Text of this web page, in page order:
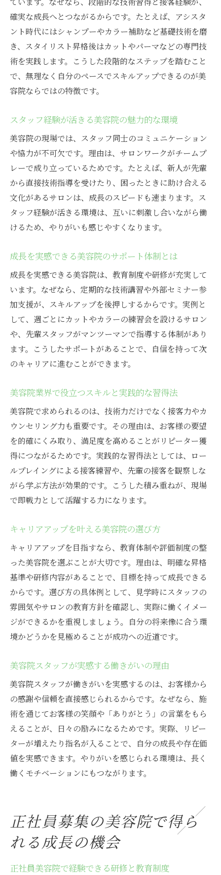
将来に役立つ美容院選びの基準とは
美容院スタッフがキャリア形成に重視する
点
自分に合う美容院を見つけるための実践法
キャリアアップを支える美容院の特徴を解
説
美容院スタッフの成功事例から学ぶポイン
確実な成長へとつながるからです。たとえば、アシスタ
ント時代にはシャンプーやカラー補助など基礎技術を磨
き、スタイリスト昇格後はカットやパーマなどの専門技
術を実践します。こうした段階的なステップを踏むこと
で、無理なく自分のペースでスキルアップできるのが美
容院ならではの特徴です。
スタッフ経験が活きる美容院の魅力的な環境
美容院の現場では、スタッフ同士のコミュニケーション
や協力が不可欠です。理由は、サロンワークがチームプ
レーで成り立っているためです。たとえば、新人が先輩
から直接技術指導を受けたり、困ったときに助け合える
文化があるサロンは、成長のスピードも速まります。ス
タッフ経験が活きる環境は、互いに刺激し合いながら働
けるため、やりがいも感じやすくなります。
成長を実感できる美容院のサポート体制とは
成長を実感できる美容院は、教育制度や研修が充実して
います。なぜなら、定期的な技術講習や外部セミナー参
加支援が、スキルアップを後押しするからです。実例と
して、週ごとにカットやカラーの練習会を設けるサロン
や、先輩スタッフがマンツーマンで指導する体制があり
ます。こうしたサポートがあることで、自信を持って次
のキャリアに進むことができます。
美容院業界で役立つスキルと実践的な習得法
美容院で求められるのは、技術力だけでなく接客力やカ
ウンセリング力も重要です。その理由は、お客様の要望
を的確にくみ取り、満足度を高めることがリピーター獲
得につながるためです。実践的な習得法としては、ロー
ルプレイングによる接客練習や、先輩の接客を観察しな
がら学ぶ方法が効果的です。こうした積み重ねが、現場
で即戦力として活躍する力になります。
キャリアアップを叶える美容院の選び方
キャリアアップを目指すなら、教育体制や評価制度の整
った美容院を選ぶことが大切です。理由は、明確な昇格
基準や研修内容があることで、目標を持って成長できる
からです。選び方の具体例として、見学時にスタッフの
雰囲気やサロンの教育方針を確認し、実際に働くイメー
ジができるかを重視しましょう。自分の将来像に合う環
境かどうかを見極めることが成功への近道です。
美容院スタッフが実感する働きがいの理由
美容院スタッフが働きがいを実感するのは、お客様から
の感謝や信頼を直接感じられるからです。なぜなら、施
術を通じてお客様の笑顔や「ありがとう」の言葉をもら
えることが、日々の励みになるためです。実際、リピー
ターが増えたり指名が入ることで、自分の成長や存在価
値を実感できます。やりがいを感じられる環境は、長く
働くモチベーションにもつながります。
正社員募集の美容院で得ら
れる成長の機会
正社員美容院で経験できる研修と教育制度